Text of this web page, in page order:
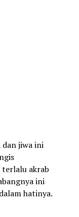
dan jiwa ini
terlalu akrab
ini
hatinya.